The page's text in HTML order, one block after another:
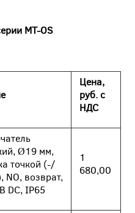
MT-OS
Цена,
руб. с
НДС
Ø19 мм,
точкой (-/
NO, возврат,
DC, IP65
1
680,00